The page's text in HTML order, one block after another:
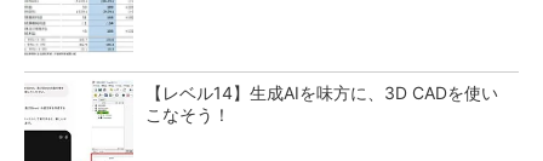
【レベル14】生成AIを味方に、3D CADを使い
こなそう！